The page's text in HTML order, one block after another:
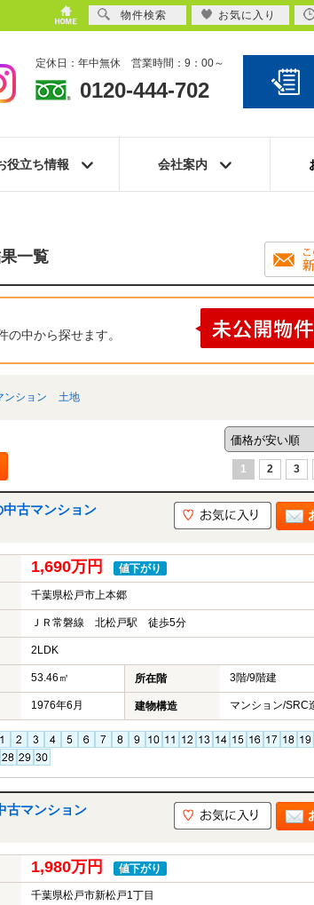
定休日：年中無休 営業時間：9：00～
0120-444-702
役立ち情報 会社案内
一覧
の中から探せます。
ンション 土地
1 2 3
古マンション
1,690万円 値下がり
千葉県松戸市上本郷
ＪＲ常磐線 北松戸駅 徒歩5分
2LDK
53.46㎡ 所在階 3階/9階建
1976年6月 建物構造 マンション/SRC
古マンション
1,980万円 値下がり
千葉県松戸市新松戸1丁目
物件検索 お気に入り